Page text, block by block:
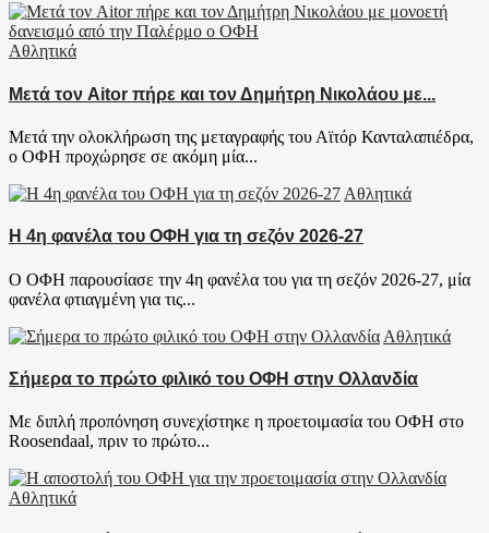
Αθλητικά
Μετά τον Aitor πήρε και τον Δημήτρη Νικολάου με...
Μετά την ολοκλήρωση της μεταγραφής του Αϊτόρ Κανταλαπιέδρα,
ο ΟΦΗ προχώρησε σε ακόμη μία...
Αθλητικά
Η 4η φανέλα του ΟΦΗ για τη σεζόν 2026-27
Ο ΟΦΗ παρουσίασε την 4η φανέλα του για τη σεζόν 2026-27, μία
φανέλα φτιαγμένη για τις...
Αθλητικά
Σήμερα το πρώτο φιλικό του ΟΦΗ στην Ολλανδία
Με διπλή προπόνηση συνεχίστηκε η προετοιμασία του ΟΦΗ στο
Roosendaal, πριν το πρώτο...
Αθλητικά